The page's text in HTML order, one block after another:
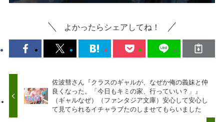
よかったらシェアしてね！
佐波彗さん『クラスのギャルが、なぜか俺の義妹と仲
良くなった。「今日もキミの家、行っていい？」』
（ギャルなぜ）（ファンタジア文庫）安心して安心し
て見てられるイチャラブたのしませてもらいました